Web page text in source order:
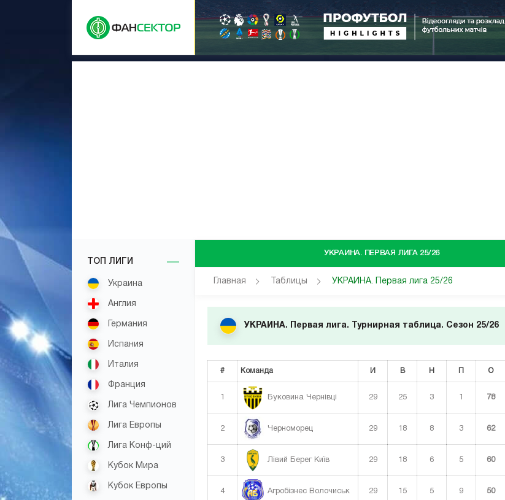
ТОП ЛИГИ
Украина
Англия
Германия
Испания
Италия
Франция
Лига Чемпионов
Лига Европы
Лига Конф-ций
Кубок Мира
Кубок Европы
УКРАИНА. ПЕРВАЯ ЛИГА 25/26
Главная Таблицы УКРАИНА. Первая лига 25/26
УКРАИНА. Первая лига. Турнирная таблица. Сезон 25/26
# Команда И В Н О
1 Буковина Чернівці 29 25 3 1 78
2 Черноморец 29 18 8 3 62
3 Лівий Берег Київ 29 18 6 5 60
4 Агробізнес Волочиськ 29 15 5 9 50